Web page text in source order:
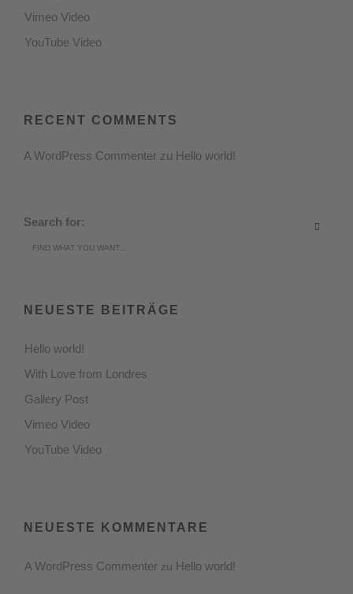
Vimeo Video
YouTube Video
RECENT COMMENTS
A WordPress Commenter zu Hello world!
Search for:
NEUESTE BEITRÄGE
Hello world!
With Love from Londres
Gallery Post
Vimeo Video
YouTube Video
NEUESTE KOMMENTARE
A WordPress Commenter zu Hello world!